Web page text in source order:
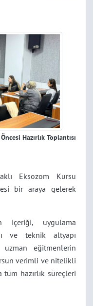
Hazırlık Toplantısı
Eksozom Kursu
bir araya gelerek
içeriği, uygulama
ve teknik altyapı
uzman eğitmenlerin
verimli ve nitelikli
hazırlık süreçleri